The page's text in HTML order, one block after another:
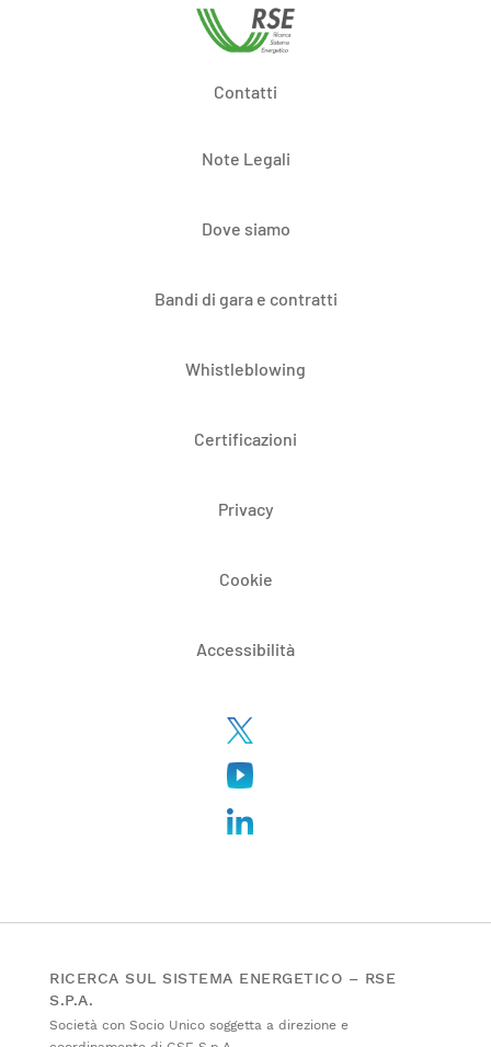
Contatti
Note Legali
Dove siamo
Bandi di gara e contratti
Whistleblowing
Certificazioni
Privacy
Cookie
Accessibilità
RICERCA SUL SISTEMA ENERGETICO – RSE
S.P.A.
Società con Socio Unico soggetta a direzione e